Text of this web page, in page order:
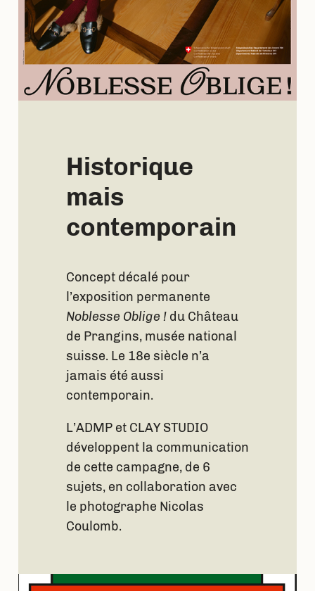
Historique
mais
contemporain
Concept décalé pour
l’exposition permanente
Noblesse Oblige !du Château
de Prangins, musée national
suisse. Le 18e siècle n’a
jamais été aussi
contemporain.
L’ADMP et CLAY STUDIO
développent la communication
de cette campagne, de 6
sujets, en collaboration avec
le photographe Nicolas
Coulomb.